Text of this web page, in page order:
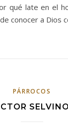
qué late en el
conocer a Dios
PÁRROCOS